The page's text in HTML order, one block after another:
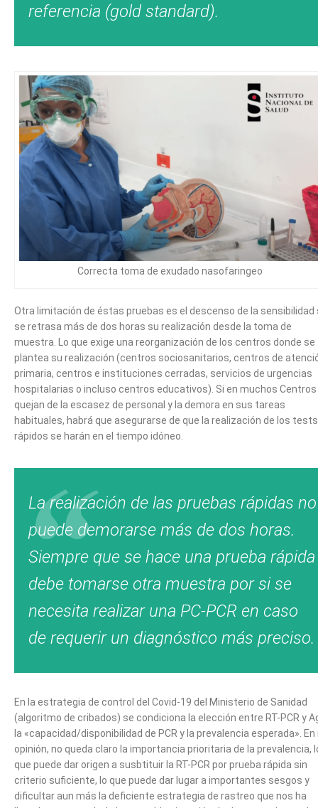
referencia (gold standard).
Correcta toma de exudado nasofaringeo
Otra limitación de éstas pruebas es el descenso de la sensibilidad
se retrasa más de dos horas su realización desde la toma de
muestra. Lo que exige una reorganización de los centros donde se
plantea su realización (centros sociosanitarios, centros de
primaria, centros e instituciones cerradas, servicios de urgencias
hospitalarias o incluso centros educativos). Si en muchos
quejan de la escasez de personal y la demora en sus tareas
habituales, habrá que asegurarse de que la realización de los tests
rápidos se harán en el tiempo idóneo.
La realización de las pruebas rápidas no
puede demorarse más de dos horas.
Siempre que se hace una prueba rápida
debe tomarse otra muestra por si se
necesita realizar una PC-PCR en caso
de requerir un diagnóstico más preciso.
En la estrategia de control del Covid-19 del Ministerio de Sanidad
(algoritmo de cribados) se condiciona la elección entre RT-PCR y
la «capacidad/disponibilidad de PCR y la prevalencia esperada». En
opinión, no queda claro la importancia prioritaria de la prevalencia,
que puede dar origen a susbtituir la RT-PCR por prueba rápida sin
criterio suficiente, lo que puede dar lugar a importantes sesgos y
dificultar aun más la deficiente estrategia de rastreo que nos ha